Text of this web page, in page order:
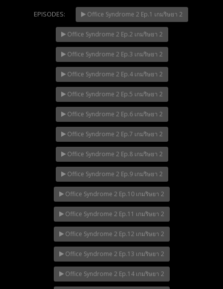
NOW PLAYING Mani Nakha Ep.14
EPISODES: Office Syndrome 2 Ep.1 เกมริษยา 2
Office Syndrome 2 Ep.2 เกมริษยา 2
Office Syndrome 2 Ep.3 เกมริษยา 2
Office Syndrome 2 Ep.4 เกมริษยา 2
Office Syndrome 2 Ep.5 เกมริษยา 2
Office Syndrome 2 Ep.6 เกมริษยา 2
Office Syndrome 2 Ep.7 เกมริษยา 2
Office Syndrome 2 Ep.8 เกมริษยา 2
Office Syndrome 2 Ep.9 เกมริษยา 2
Office Syndrome 2 Ep.10 เกมริษยา 2
Office Syndrome 2 Ep.11 เกมริษยา 2
Office Syndrome 2 Ep.12 เกมริษยา 2
Office Syndrome 2 Ep.13 เกมริษยา 2
Office Syndrome 2 Ep.14 เกมริษยา 2